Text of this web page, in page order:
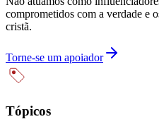
comprometidos com a verdade e
cristã.
Torne-se um apoiador
Tópicos